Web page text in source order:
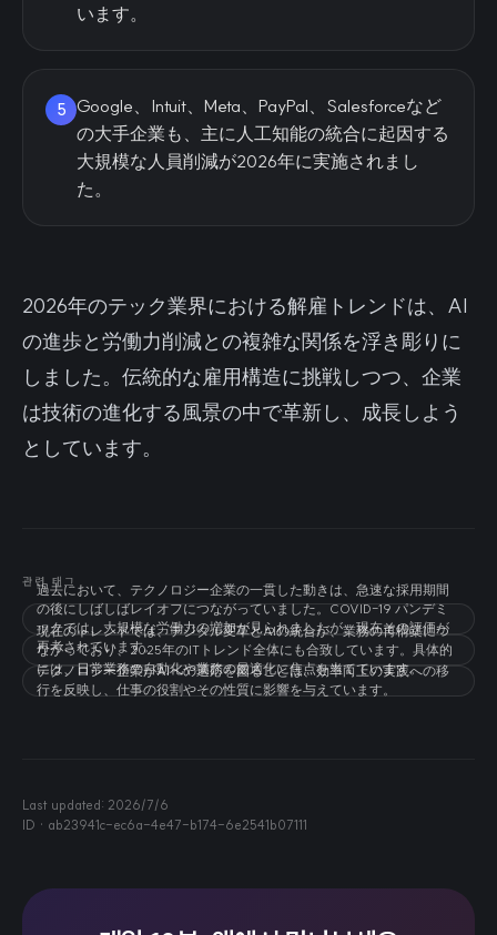
います。
5
Google、Intuit、Meta、PayPal、Salesforceなど
の大手企業も、主に人工知能の統合に起因する
大規模な人員削減が2026年に実施されまし
た。
2026年のテック業界における解雇トレンドは、AI
の進歩と労働力削減との複雑な関係を浮き彫りに
しました。伝統的な雇用構造に挑戦しつつ、企業
は技術の進化する風景の中で革新し、成長しよう
としています。
관련 태그
過去において、テクノロジー企業の一貫した動きは、急速な採用期間
の後にしばしばレイオフにつながっていました。COVID-19 パンデミ
ックでは、大規模な労働力の増加が見られましたが、現在その評価が
再考されています。
現在のトレンドでは、デジタル変革とAIの統合が、業務の再構築につ
ながっており、2025年のITトレンド全体にも合致しています。具体的
には、日常業務の自動化や業務の最適化に焦点を当てています。
テクノロジー企業がAIへの適応を図ることは、効率向上の実践への移
行を反映し、仕事の役割やその性質に影響を与えています。
Last updated: 2026/7/6
ID · ab23941c-ec6a-4e47-b174-6e2541b07111